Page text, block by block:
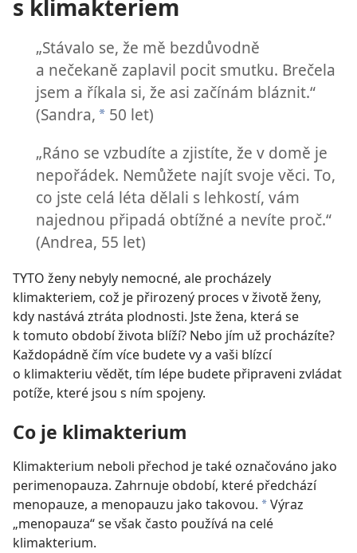
s klimakteriem
„Stávalo se, že mě bezdůvodně
a nečekaně zaplavil pocit smutku. Brečela
jsem a říkala si, že asi začínám bláznit.“
(Sandra, *50 let)
„Ráno se vzbudíte a zjistíte, že v domě je
nepořádek. Nemůžete najít svoje věci. To,
co jste celá léta dělali s lehkostí, vám
najednou připadá obtížné a nevíte proč.“
(Andrea, 55 let)
TYTO ženy nebyly nemocné, ale procházely
klimakteriem, což je přirozený proces v životě ženy,
kdy nastává ztráta plodnosti. Jste žena, která se
k tomuto období života blíží? Nebo jím už procházíte?
Každopádně čím více budete vy a vaši blízcí
o klimakteriu vědět, tím lépe budete připraveni zvládat
potíže, které jsou s ním spojeny.
Co je klimakterium
Klimakterium neboli přechod je také označováno jako
perimenopauza. Zahrnuje období, které předchází
menopauze, a menopauzu jako takovou. *Výraz
„menopauza“ se však často používá na celé
klimakterium.